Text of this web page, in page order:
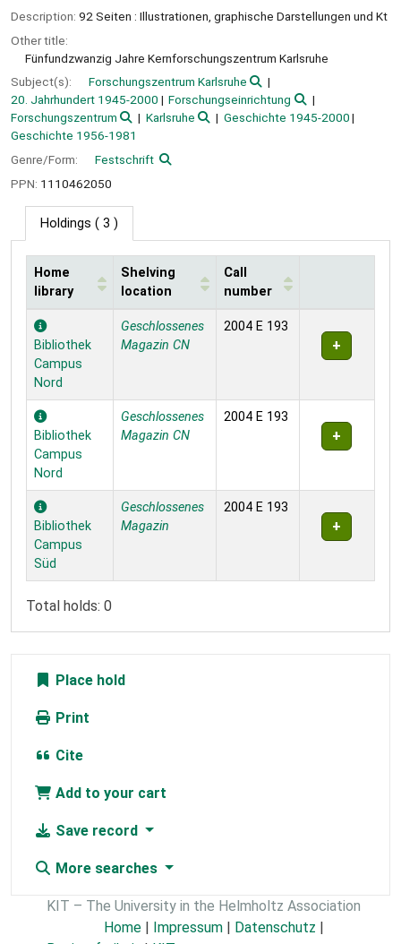
Description: 92 Seiten : Illustrationen, graphische Darstellungen und Kt
Other title:
Fünfundzwanzig Jahre Kernforschungszentrum Karlsruhe
Subject(s):
Forschungszentrum Karlsruhe
20. Jahrhundert 1945-2000
Forschungseinrichtung
Forschungszentrum
Karlsruhe
Geschichte 1945-2000
Geschichte 1956-1981
Genre/Form:
Festschrift
PPN: 1110462050
Holdings ( 3 )
Holdings
Home
library
Shelving
location
Call
number
Bibliothek
Campus
Nord
Geschlossenes
Magazin CN
2004 E 193
Bibliothek
Campus
Nord
Geschlossenes
Magazin CN
2004 E 193
Bibliothek
Campus
Süd
Geschlossenes
Magazin
2004 E 193
Total holds: 0
Place hold
Print
Cite
Add to your cart
Save record
More searches
KIT – The University in the Helmholtz Association
Home | Impressum | Datenschutz |